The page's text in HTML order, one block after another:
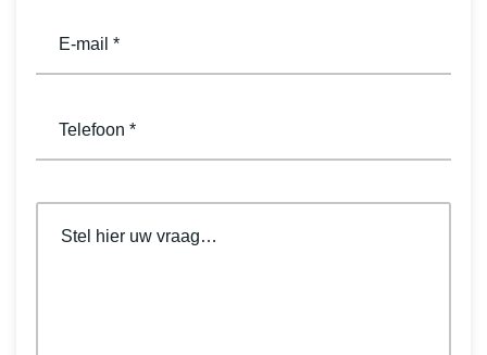
email
(Vereist)
telefoon
(Vereist)